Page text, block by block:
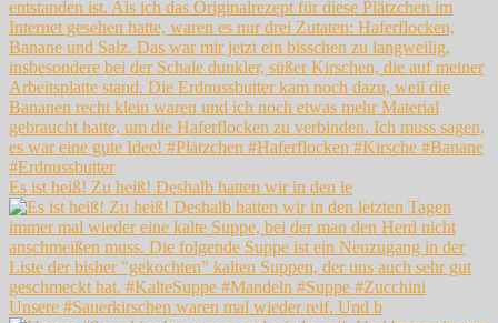
Es ist heiß! Zu heiß! Deshalb hatten wir in den le
Unsere #Sauerkirschen waren mal wieder reif. Und b